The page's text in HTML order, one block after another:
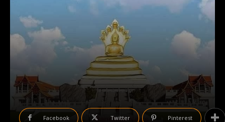
Facebook Twitter Pinterest